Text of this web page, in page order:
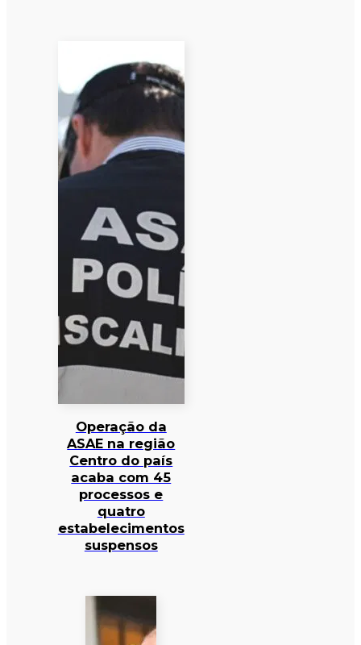
Operação da
ASAE na região
Centro do país
acaba com 45
processos e
quatro
estabelecimentos
suspensos